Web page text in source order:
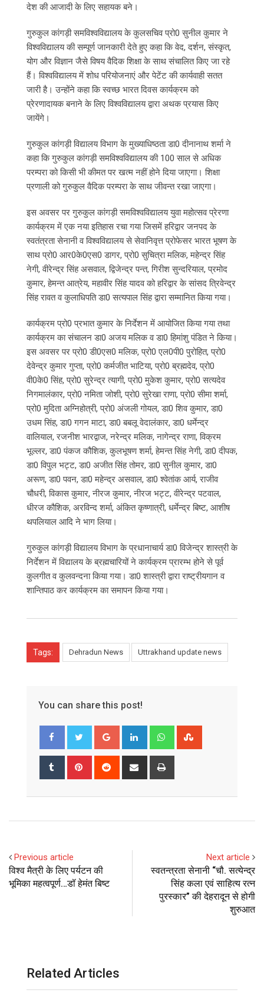
देश की आजादी के लिए सहायक बने।
गुरुकुल कांगड़ी समविश्वविद्यालय के कुलसचिव प्रो0 सुनील कुमार ने
विश्वविद्यालय की सम्पूर्ण जानकारी देते हुए कहा कि वेद, दर्शन, संस्कृत,
योग और विज्ञान जैसे विषय वैदिक शिक्षा के साथ संचालित किए जा रहे
हैं। विश्वविद्यालय में शोध परियोजनाएं और पेटेंट की कार्यवाही सतत
जारी है। उन्होंने कहा कि स्वच्छ भारत दिवस कार्यक्रम को
प्रेरणादायक बनाने के लिए विश्वविद्यालय द्वारा अथक प्रयास किए
जायेंगे।
गुरुकुल कांगड़ी विद्यालय विभाग के मुख्याधिष्ठता डा0 दीनानाथ शर्मा ने
कहा कि गुरुकुल कांगड़ी समविश्वविद्यालय की 100 साल से अधिक
परम्परा को किसी भी कीमत पर खत्म नहीं होने दिया जाएगा। शिक्षा
प्रणाली को गुरुकुल वैदिक परम्परा के साथ जीवन्त रखा जाएगा।
इस अवसर पर गुरुकुल कांगड़ी समविश्वविद्यालय युवा महोत्सव प्रेरणा
कार्यक्रम में एक नया इतिहास रचा गया जिसमें हरिद्वार जनपद के
स्वतंत्रता सेनानी व विश्वविद्यालय से सेवानिवृत्त प्रोफेसर भारत भूषण के
साथ प्रो0 आर0के0एस0 डागर, प्रो0 सुचित्रा मलिक, महेन्द्र सिंह
नेगी, वीरेन्द्र सिंह असवाल, द्विजेन्द्र पन्त, गिरीश सुन्दरियाल, प्रमोद
कुमार, हेमन्त आत्रेय, महावीर सिंह यादव को हरिद्वार के सांसद त्रिवेन्द्र
सिंह रावत व कुलाधिपति डा0 सत्यपाल सिंह द्वारा सम्मानित किया गया।
कार्यक्रम प्रो0 प्रभात कुमार के निर्देशन में आयोजित किया गया तथा
कार्यक्रम का संचालन डा0 अजय मलिक व डा0 हिमांशु पंडित ने किया।
इस अवसर पर प्रो0 डी0एस0 मलिक, प्रो0 एल0पी0 पुरोहित, प्रो0
देवेन्द्र कुमार गुप्ता, प्रो0 कर्मजीत भाटिया, प्रो0 ब्रह्मदेव, प्रो0
वी0के0 सिंह, प्रो0 सुरेन्द्र त्यागी, प्रो0 मुकेश कुमार, प्रो0 सत्यदेव
निगमालंकार, प्रो0 नमिता जोशी, प्रो0 सुरेखा राणा, प्रो0 सीमा शर्मा,
प्रो0 मुदिता अग्निहोत्री, प्रो0 अंजली गोयल, डा0 शिव कुमार, डा0
उधम सिंह, डा0 गगन माटा, डा0 बबलू वेदालंकार, डा0 धर्मेन्द्र
वालियाल, रजनीश भारद्वाज, नरेन्द्र मलिक, नागेन्द्र राणा, विक्रम
भूल्लर, डा0 पंकज कौशिक, कुलभूषण शर्मा, हेमन्त सिंह नेगी, डा0 दीपक,
डा0 विपुल भट्ट, डा0 अजीत सिंह तोमर, डा0 सुनील कुमार, डा0
अरूण, डा0 पवन, डा0 महेन्द्र असवाल, डा0 श्वेतांक आर्य, राजीव
चौधरी, विकास कुमार, नीरज कुमार, नीरज भट्ट, वीरेन्द्र पटवाल,
धीरज कौशिक, अरविन्द शर्मा, अंकित कृष्णात्री, धर्मेन्द्र बिष्ट, आशीष
थपलियाल आदि ने भाग लिया।
गुरुकुल कांगड़ी विद्यालय विभाग के प्रधानाचार्य डा0 विजेन्द्र शास्त्री के
निर्देशन में विद्यालय के ब्रह्मचारियों ने कार्यक्रम प्रारम्भ होने से पूर्व
कुलगीत व कुलवन्दना किया गया। डा0 शास्त्री द्वारा राष्ट्रीयगान व
शान्तिपाठ कर कार्यक्रम का समापन किया गया।
Tags: Dehradun News Uttrakhand update news
You can share this post!
Google+ LinkedIn Whatsapp
Tumblr Pinterest Reddit
Share
Previous article
विश्व मैत्री के लिए पर्यटन की
भूमिका महत्वपूर्ण…डॉ हेमंत बिष्ट
Next article
स्वतन्त्रता सेनानी “चौ. सत्येन्द्र
सिंह कला एवं साहित्य रत्न
पुरस्कार” की देहरादून से होगी
शुरुआत
Related Articles